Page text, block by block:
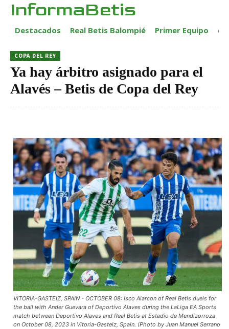
InformaBetis
Destacados Real Betis Balompié Primer Equipo
COPA DEL REY
Ya hay árbitro asignado para el
Alavés – Betis de Copa del Rey
VITORIA-GASTEIZ, SPAIN - OCTOBER 08: Isco Alarcon of Real Betis duels for
the ball with Ander Guevara of Deportivo Alaves during the LaLiga EA Sports
match between Deportivo Alaves and Real Betis at Estadio de Mendizorroza
on October 08, 2023 in Vitoria-Gasteiz, Spain. (Photo by Juan Manuel Serrano